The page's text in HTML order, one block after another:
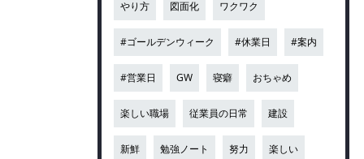
やり方 図面化 ワクワク
#ゴールデンウィーク #休業日 #案内
#営業日 GW 寝癖 おちゃめ
楽しい職場 従業員の日常 建設
新鮮 勉強ノート 努力 楽しい